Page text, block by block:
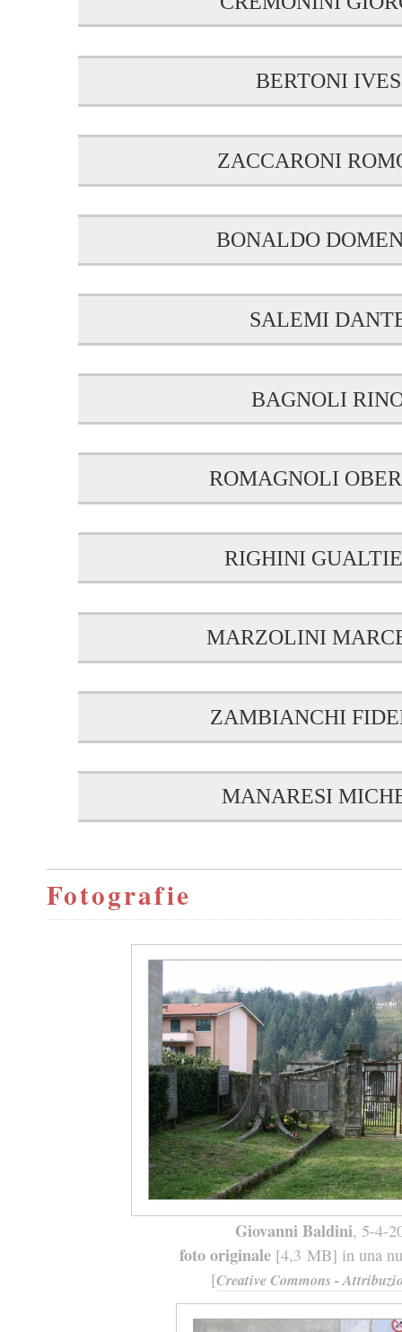
BERTONI IVES
ZACCARONI
BONALDO
SALEMI
BAGNOLI
ROMAGNOLI
RIGHINI
MARZOLINI
ZAMBIANCHI
MANARESI
Fotografie
Giovanni Baldini, 5-4-
foto originale[4,3 MB] in una
[Creative Commons -